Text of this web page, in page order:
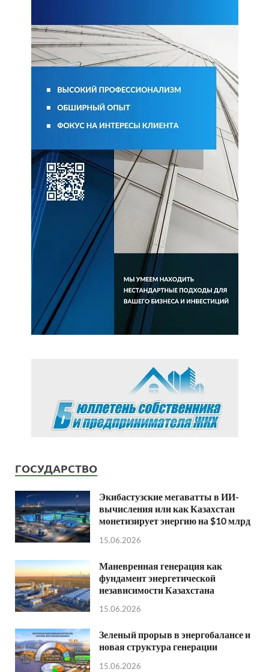
ГОСУДАРСТВО
Экибастузские мегаватты в ИИ-
вычисления или как Казахстан
монетизирует энергию на $10 млрд
15.06.2026
Маневренная генерация как
фундамент энергетической
независимости Казахстана
15.06.2026
Зеленый прорыв в энергобалансе и
новая структура генерации
15.06.2026